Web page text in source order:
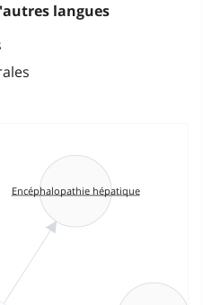
langues
Encéphalopathie hépatique